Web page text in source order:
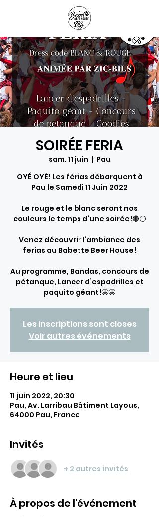
SOIRÉE FERIA
sam. 11 juin
  |
Pau
OYÉ OYÉ! Les férias débarquent à
Pau le Samedi 11 Juin 2022
Le rouge et le blanc seront nos
couleurs le temps d’une soirée!🔴⚪️
Venez découvrir l’ambiance des
ferias au Babette Beer House!
Au programme, Bandas, concours de
pétanque, Lancer d’espadrilles et
paquito géant!🤩🤩
Les inscriptions sont closes
Voir autres événements
Heure et lieu
11 juin 2022, 20:30
Pau, Av. Larribau Bâtiment Layous,
64000 Pau, France
Invités
+ 2 autres invités
À propos de l'événement